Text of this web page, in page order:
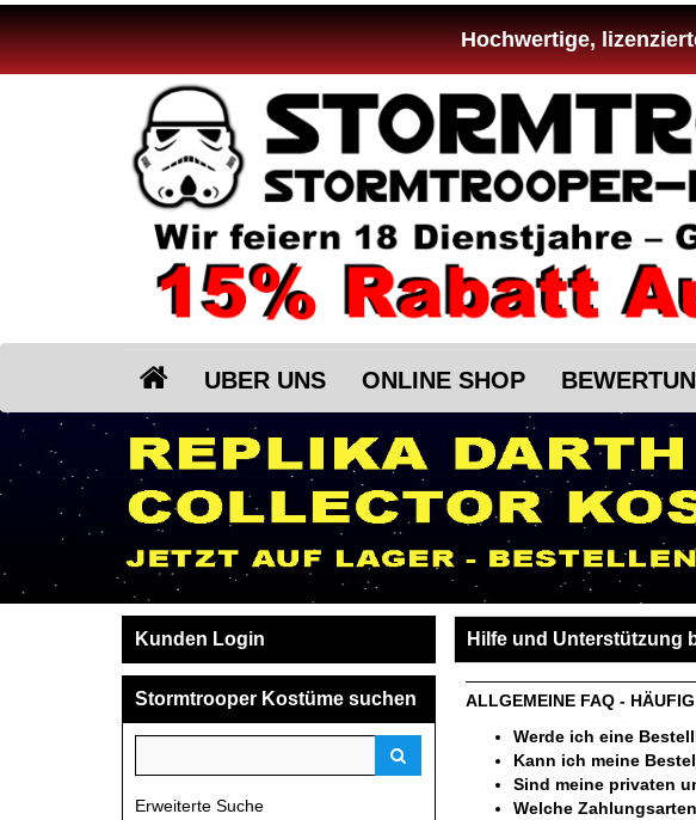
Hochwertige,
UBER UNS ONLINE SHOP
Kunden Login
Stormtrooper Kostüme suchen
Erweiterte Suche
Hilfe und Unterstützung
ALLGEMEINE FAQ -
Werde ich eine
Kann ich meine
Sind meine privaten
Welche